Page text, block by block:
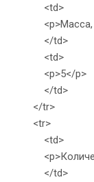
<td>
<p>Масса,
</td>
<td>
<p>5</p>
</td>
</tr>
<tr>
<td>
</td>